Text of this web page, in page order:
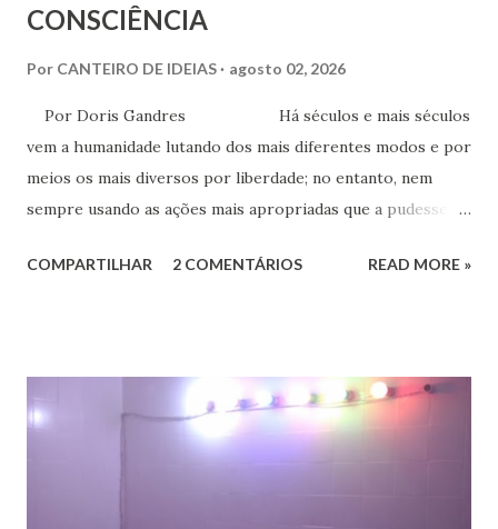
CONSCIÊNCIA
Por CANTEIRO DE IDEIAS agosto 02, 2026
Por Doris Gandres Há séculos e mais séculos
vem a humanidade lutando dos mais diferentes modos e por
meios os mais diversos por liberdade; no entanto, nem
sempre usando as ações mais apropriadas que a pudessem
aspecto material, terreno... Mesmo civilizações,
onde vige pressão, opressão, cerceamento, coação e
censura. E não podemos falar apenas do ponto de vista
geral, social, de cidadania, de direitos humanos etc, mas
COMPARTILHAR 2 COMENTÁRIOS READ MORE »